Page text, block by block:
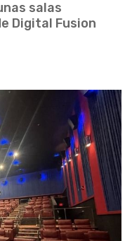
salas
Digital Fusion